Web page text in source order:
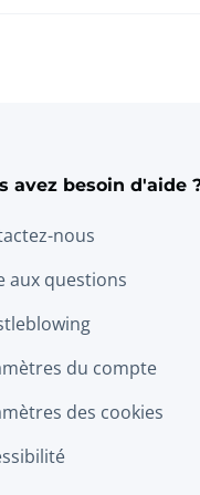
avez besoin d'aide
nous
aux questions
du compte
des cookies